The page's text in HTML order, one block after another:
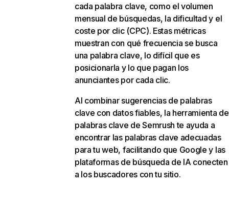
cada palabra clave, como el volumen
mensual de búsquedas, la dificultad y el
coste por clic (CPC). Estas métricas
muestran con qué frecuencia se busca
una palabra clave, lo difícil que es
posicionarla y lo que pagan los
anunciantes por cada clic.
Al combinar sugerencias de palabras
clave con datos fiables, la herramienta de
palabras clave de Semrush te ayuda a
encontrar las palabras clave adecuadas
para tu web, facilitando que Google y las
plataformas de búsqueda de IA conecten
a los buscadores con tu sitio.